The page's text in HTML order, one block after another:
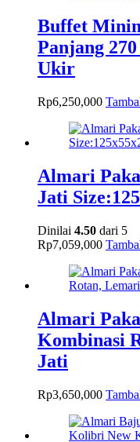
Buffet
Panjang
Ukir
Rp6,250,000
Almari
Jati
Dinilai 4.50 dari 5
Rp7,059,000
Almari
Kombinasi
Jati
Rp3,650,000